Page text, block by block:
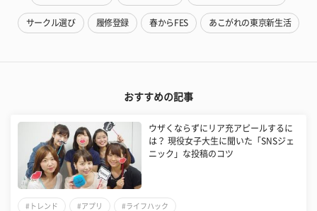
サークル選び 履修登録 春からFES あこがれの東京新生活
おすすめの記事
ウザくならずにリア充アピールするに
は？ 現役女子大生に聞いた「SNSジェ
ニック」な投稿のコツ
#トレンド #アプリ #ライフハック